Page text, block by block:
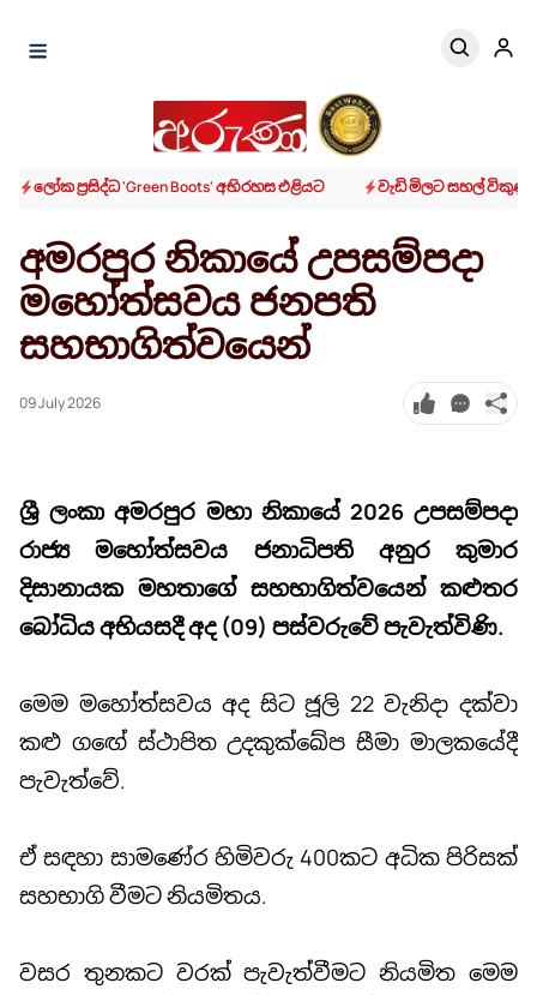
ලෝක ප්‍රසිද්ධ 'Green Boots' අභිරහස එළියට වැඩි මිලට සහල් විකුණු
අමරපුර නිකායේ උපසම්පදා
මහෝත්සවය ජනපති
සහභාගිත්වයෙන්
09 July 2026
ශ්‍රී ලංකා අමරපුර මහා නිකායේ 2026 උපසම්පදා
රාජ්‍ය මහෝත්සවය ජනාධිපති අනුර කුමාර
දිසානායක මහතාගේ සහභාගිත්වයෙන් කළුතර
බෝධිය අභියසදී අද (09) පස්වරුවේ පැවැත්විණි.
මෙම මහෝත්සවය අද සිට ජූලි 22 වැනිදා දක්වා
කළු ගඟේ ස්ථාපිත උදකුක්ඛේප සීමා මාලකයේදී
පැවැත්වේ.
ඒ සඳහා සාමණේර හිමිවරු 400කට අධික පිරිසක්
සහභාගි වීමට නියමිතය.
වසර තුනකට වරක් පැවැත්වීමට නියමිත මෙම